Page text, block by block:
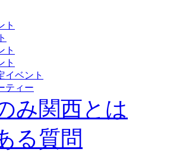
ト
ト
ト
イベント
ティー
み関西とは
る質問